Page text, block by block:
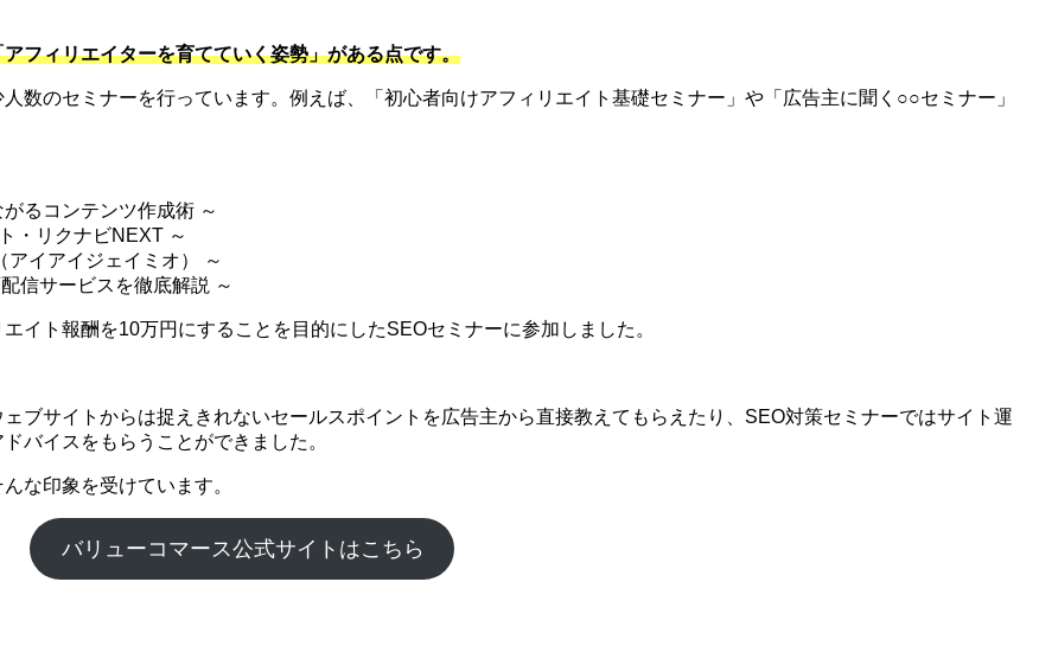
フィリエイターを育てていく姿勢」がある点です。
数のセミナーを行っています。例えば、「初心者向けアフィリエイト基礎セミナー」や「広告主に聞く○○セミナー」
るコンテンツ作成術 ～
・リクナビNEXT ～
アイアイジェイミオ） ～
信サービスを徹底解説 ～
イト報酬を10万円にすることを目的にしたSEOセミナーに参加しました。
ブサイトからは捉えきれないセールスポイントを広告主から直接教えてもらえたり、SEO対策セミナーではサイト運
バイスをもらうことができました。
な印象を受けています。
バリューコマース公式サイトはこちら